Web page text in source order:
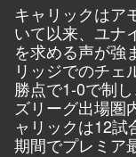
キャリックはア
いて以来、ユナ
を求める声が強
リッジでのチェ
勝点で1-0で制
ズリーグ出場圏
ャリックは12試
期間でプレミア